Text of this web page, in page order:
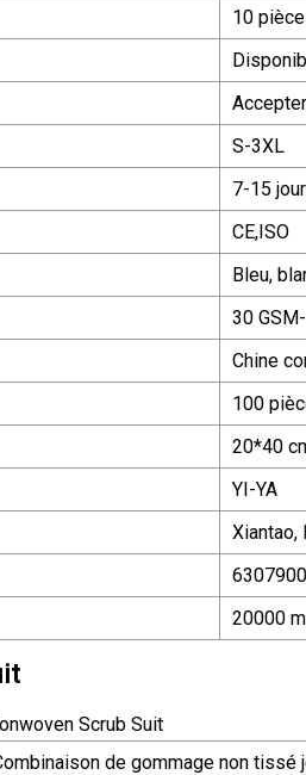
10
Accepter
S-3XL
7-15
CE,ISO
Bleu,
30
Chine
100
20*40
YI-YA
Xiantao,
20000
de gommage non tissé